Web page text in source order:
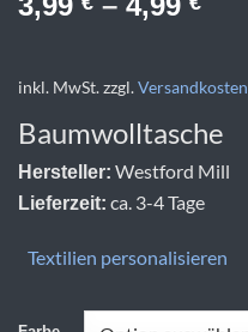
inkl. MwSt.zzgl.Versandkosten
Baumwolltasche
Hersteller: Westford Mill
Lieferzeit: ca. 3-4 Tage
Textilien personalisieren